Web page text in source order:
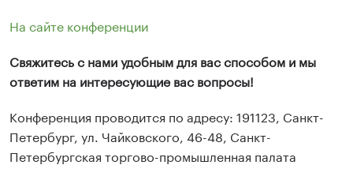
На сайте конференции
Свяжитесь с нами удобным для вас способом и мы
ответим на интересующие вас вопросы!
Конференция проводится по адресу: 191123, Санкт-
Петербург, ул. Чайковского, 46-48, Санкт-
Петербургская торгово-промышленная палата